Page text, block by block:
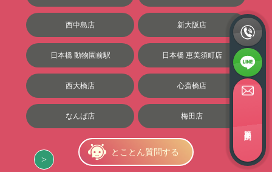
とことん質問する
西中島店 新大阪店
日本橋 動物園前駅 日本橋 恵美須町店
西大橋店 心斎橋店
なんば店 梅田店
奈良の事務所